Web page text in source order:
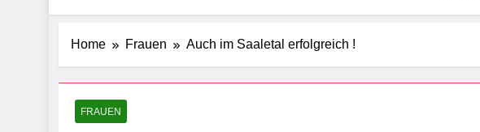
Home Frauen Auch im Saaletal erfolgreich !
FRAUEN